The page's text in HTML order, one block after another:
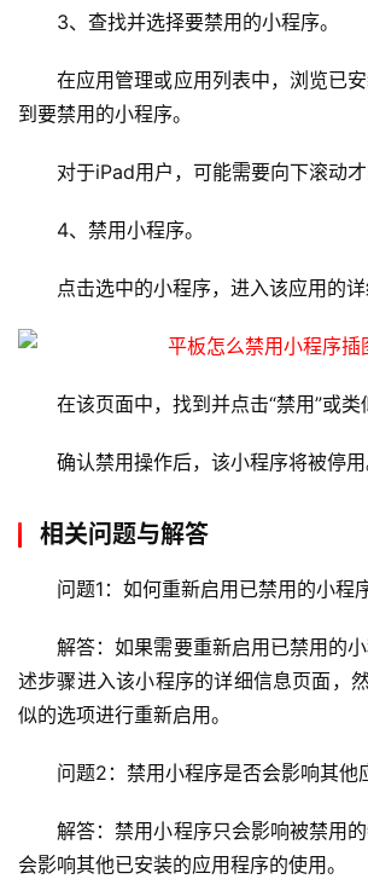
D
站
络
安
n
3、查找并选择要禁用的小程序。
在应用管理或应用列表中，浏览已
到要禁用的小程序。
对于iPad用户，可能需要向下滚动才
4、禁用小程序。
点击选中的小程序，进入该应用的详
在该页面中，找到并点击“禁用”或类
确认禁用操作后，该小程序将被停用
相关问题与解答
问题1：如何重新启用已禁用的小程
解答：如果需要重新启用已禁用的
述步骤进入该小程序的详细信息页面，
似的选项进行重新启用。
问题2：禁用小程序是否会影响其他
解答：禁用小程序只会影响被禁用
会影响其他已安装的应用程序的使用。